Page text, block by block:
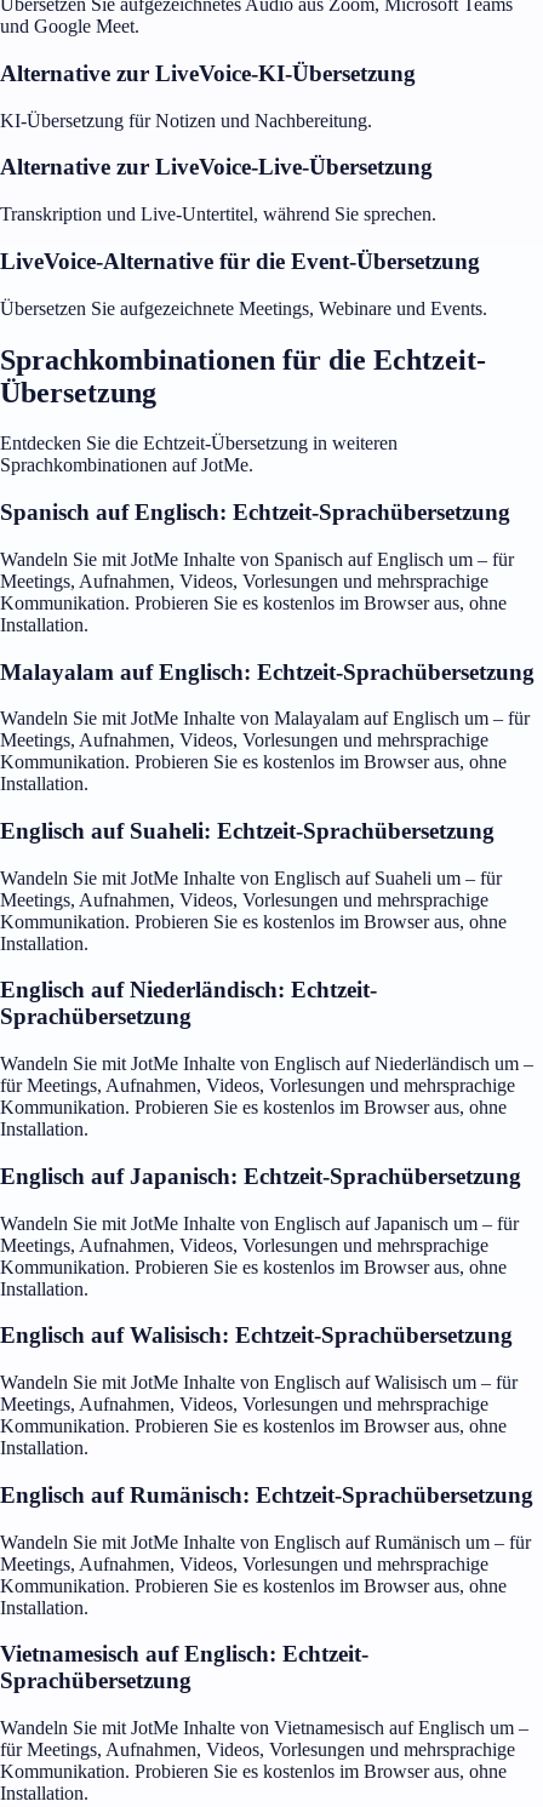
Übersetzen Sie aufgezeichnetes Audio aus Zoom, Microsoft Teams
und Google Meet.
Alternative zur LiveVoice-KI-Übersetzung
KI-Übersetzung für Notizen und Nachbereitung.
Alternative zur LiveVoice-Live-Übersetzung
Transkription und Live-Untertitel, während Sie sprechen.
LiveVoice-Alternative für die Event-Übersetzung
Übersetzen Sie aufgezeichnete Meetings, Webinare und Events.
Sprachkombinationen für die Echtzeit-
Übersetzung
Entdecken Sie die Echtzeit-Übersetzung in weiteren
Sprachkombinationen auf JotMe.
Spanisch auf Englisch: Echtzeit-Sprachübersetzung
Wandeln Sie mit JotMe Inhalte von Spanisch auf Englisch um – für
Meetings, Aufnahmen, Videos, Vorlesungen und mehrsprachige
Kommunikation. Probieren Sie es kostenlos im Browser aus, ohne
Installation.
Malayalam auf Englisch: Echtzeit-Sprachübersetzung
Wandeln Sie mit JotMe Inhalte von Malayalam auf Englisch um – für
Meetings, Aufnahmen, Videos, Vorlesungen und mehrsprachige
Kommunikation. Probieren Sie es kostenlos im Browser aus, ohne
Installation.
Englisch auf Suaheli: Echtzeit-Sprachübersetzung
Wandeln Sie mit JotMe Inhalte von Englisch auf Suaheli um – für
Meetings, Aufnahmen, Videos, Vorlesungen und mehrsprachige
Kommunikation. Probieren Sie es kostenlos im Browser aus, ohne
Installation.
Englisch auf Niederländisch: Echtzeit-
Sprachübersetzung
Wandeln Sie mit JotMe Inhalte von Englisch auf Niederländisch um –
für Meetings, Aufnahmen, Videos, Vorlesungen und mehrsprachige
Kommunikation. Probieren Sie es kostenlos im Browser aus, ohne
Installation.
Englisch auf Japanisch: Echtzeit-Sprachübersetzung
Wandeln Sie mit JotMe Inhalte von Englisch auf Japanisch um – für
Meetings, Aufnahmen, Videos, Vorlesungen und mehrsprachige
Kommunikation. Probieren Sie es kostenlos im Browser aus, ohne
Installation.
Englisch auf Walisisch: Echtzeit-Sprachübersetzung
Wandeln Sie mit JotMe Inhalte von Englisch auf Walisisch um – für
Meetings, Aufnahmen, Videos, Vorlesungen und mehrsprachige
Kommunikation. Probieren Sie es kostenlos im Browser aus, ohne
Installation.
Englisch auf Rumänisch: Echtzeit-Sprachübersetzung
Wandeln Sie mit JotMe Inhalte von Englisch auf Rumänisch um – für
Meetings, Aufnahmen, Videos, Vorlesungen und mehrsprachige
Kommunikation. Probieren Sie es kostenlos im Browser aus, ohne
Installation.
Vietnamesisch auf Englisch: Echtzeit-
Sprachübersetzung
Wandeln Sie mit JotMe Inhalte von Vietnamesisch auf Englisch um –
für Meetings, Aufnahmen, Videos, Vorlesungen und mehrsprachige
Kommunikation. Probieren Sie es kostenlos im Browser aus, ohne
Installation.